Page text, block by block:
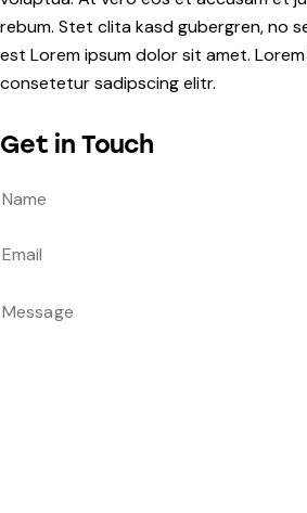
rebum. Stet clita kasd gubergren, no
est Lorem ipsum dolor sit amet.
consetetur sadipscing elitr.
Get in Touch